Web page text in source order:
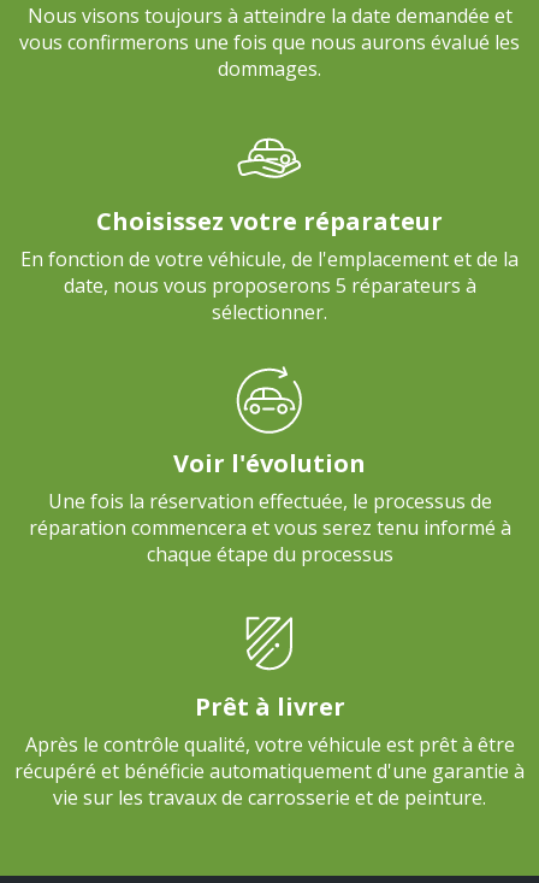
Nous visons toujours à atteindre la date demandée et
vous confirmerons une fois que nous aurons évalué les
dommages.
Choisissez votre réparateur
En fonction de votre véhicule, de l'emplacement et de la
date, nous vous proposerons 5 réparateurs à
sélectionner.
Voir l'évolution
Une fois la réservation effectuée, le processus de
réparation commencera et vous serez tenu informé à
chaque étape du processus
Prêt à livrer
Après le contrôle qualité, votre véhicule est prêt à être
récupéré et bénéficie automatiquement d'une garantie à
vie sur les travaux de carrosserie et de peinture.